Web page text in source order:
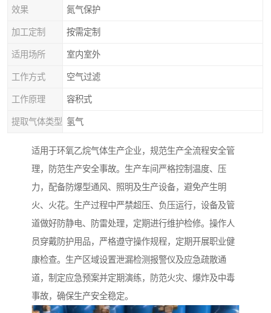
效果 氮气保护
加工定制 按需定制
适用场所 室内室外
工作方式 空气过滤
工作原理 容积式
提取气体类型 氢气
适用于环氧乙烷气体生产企业，规范生产全流程安全管
理，防范生产安全事故。生产车间严格控制温度、压
力，配备防爆型通风、照明及生产设备，避免产生明
火、火花。生产过程中严禁超压、负压运行，设备及管
道做好防静电、防雷处理，定期进行维护检修。操作人
员穿戴防护用品，严格遵守操作规程，定期开展职业健
康检查。生产区域设置泄漏检测报警仪及应急疏散通
道，制定应急预案并定期演练，防范火灾、爆炸及中毒
事故，确保生产安全稳定。